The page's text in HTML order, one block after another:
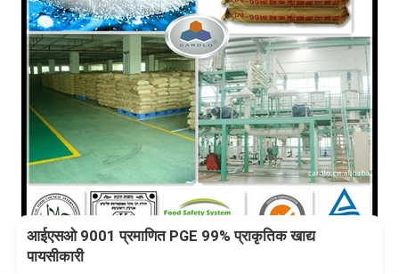
आईएसओ 9001 प्रमाणित PGE 99% प्राकृतिक खाद्य
पायसीकारी